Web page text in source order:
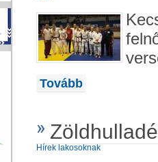
Tovább
Hírek lakosoknak